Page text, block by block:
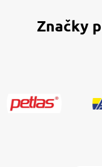
Značky